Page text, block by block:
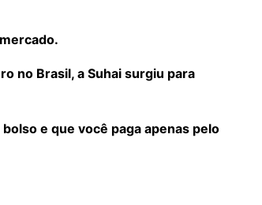
no Brasil, a Suhai surgiu para
e que você paga apenas pelo